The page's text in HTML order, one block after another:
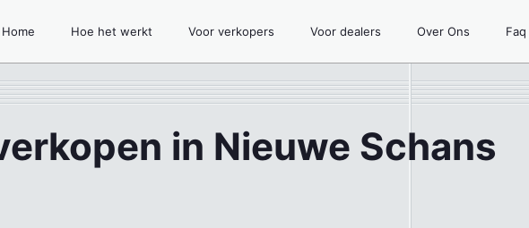
Home Hoe het werkt Voor verkopers Voor dealers Over Ons
in Nieuwe Schans